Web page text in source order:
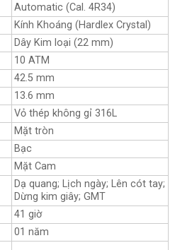
Automatic (Cal. 4R34)
Kính Khoáng (Hardlex Crystal)
Dây Kim loại (22 mm)
10 ATM
42.5 mm
13.6 mm
Vỏ thép không gỉ 316L
Mặt tròn
Bạc
Mặt Cam
Dạ quang; Lịch ngày; Lên cót tay;
Dừng kim giây; GMT
41 giờ
01 năm